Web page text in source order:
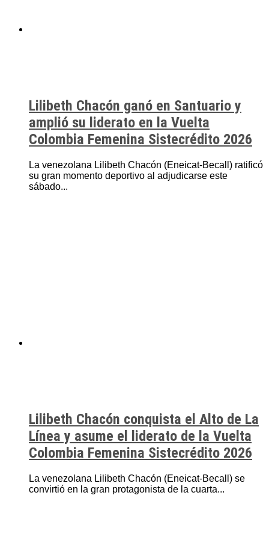
Lilibeth Chacón ganó en Santuario y
amplió su liderato en la Vuelta
Colombia Femenina Sistecrédito 2026
La venezolana Lilibeth Chacón (Eneicat-Becall) ratificó
su gran momento deportivo al adjudicarse este
sábado...
Lilibeth Chacón conquista el Alto de La
Línea y asume el liderato de la Vuelta
Colombia Femenina Sistecrédito 2026
La venezolana Lilibeth Chacón (Eneicat-Becall) se
convirtió en la gran protagonista de la cuarta...